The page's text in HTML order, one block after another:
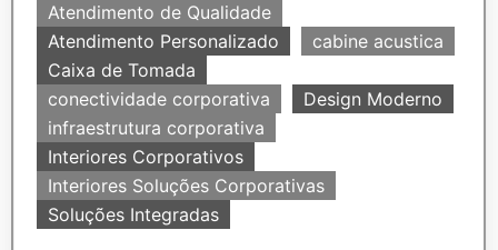
Atendimento de Qualidade
Atendimento Personalizado
cabine acustica
Caixa de Tomada
conectividade corporativa
Design Moderno
infraestrutura corporativa
Interiores Corporativos
Interiores Soluções Corporativas
Soluções Integradas